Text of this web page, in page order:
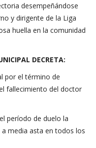
desempeñándose
y dirigente de la Liga
huella en la comunidad
DECRETA:
por el término de
fallecimiento del doctor
período de duelo la
media asta en todos los